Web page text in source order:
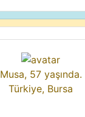
Musa, 57 yaşında.
Türkiye, Bursa